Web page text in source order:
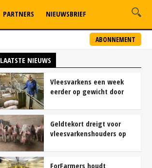
ABONNEMENT
PARTNERS NIEUWSBRIEF
LAATSTE NIEUWS
Vleesvarkens een week
eerder op gewicht door
brijvoer
Geldtekort dreigt voor
vleesvarkenshouders op
ForFarmers houdt